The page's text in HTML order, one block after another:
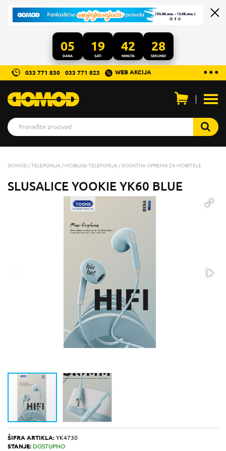
05
DANA
19
SATI
42
MINUTA
28
SEKUNDI
...
● ● ●
033 771 830 033 771 823 WEB AKCIJA
DOMOD TELEFONIJA MOBILNA TELEFONIJA DODATNA OPREMA ZA MOBITELE
SLUSALICE YOOKIE YK60 BLUE
ŠIFRA ARTIKLA: YK4730
STANJE: DOSTUPNO